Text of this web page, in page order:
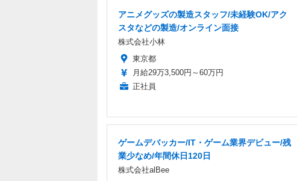
アニメグッズの製造スタッフ/未経験OK/アク
スタなどの製造/オンライン面接
株式会社小林
東京都
月給29万3,500円～60万円
正社員
ゲームデバッカー/IT・ゲーム業界デビュー/残
業少なめ/年間休日120日
株式会社alBee